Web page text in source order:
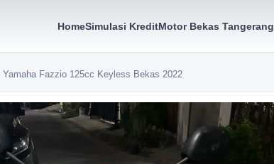
HomeSimulasi KreditMotor Bekas Tangerang
Yamaha Fazzio 125cc Keyless Bekas 2022